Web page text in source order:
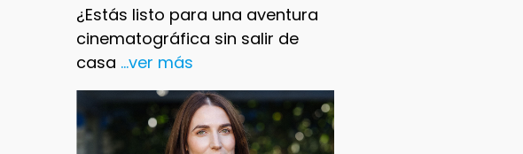
¿Estás listo para una aventura
cinematográfica sin salir de
casa ...ver más